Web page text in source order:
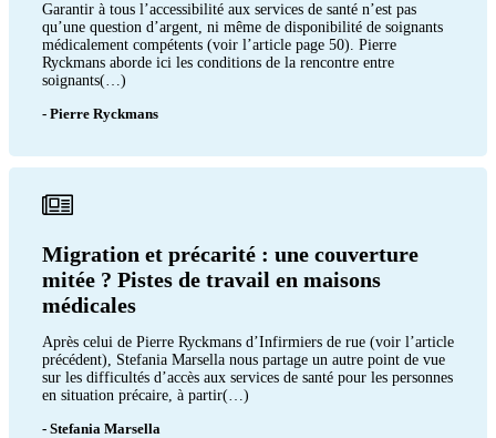
Garantir à tous l’accessibilité aux services de santé n’est pas
qu’une question d’argent, ni même de disponibilité de soignants
médicalement compétents (voir l’article page 50). Pierre
Ryckmans aborde ici les conditions de la rencontre entre
soignants(…)
- Pierre Ryckmans
Migration et précarité : une couverture
mitée ? Pistes de travail en maisons
médicales
Après celui de Pierre Ryckmans d’Infirmiers de rue (voir l’article
précédent), Stefania Marsella nous partage un autre point de vue
sur les difficultés d’accès aux services de santé pour les personnes
en situation précaire, à partir(…)
- Stefania Marsella